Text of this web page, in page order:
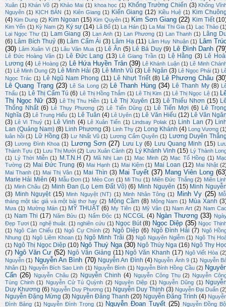
Xuân (1) Khán Võ (2) Khảo Mai (1) khoa học (1) Khổng Trường Chiến (3) Khổng
Nguyên (1) KỊCH BẢN (1) Kiên Giang (1) Kiến Giang (12) Kiều Huệ (1) Kim
(4) Kim Dung (2) Kim Ngoan (15) Kim Quyên (1) Kim Sơn Giang (22) Kim Tiết
Kim Yến (1) Kỳ Nam (2) Ký sự (14) Lã Bố (1) La Hán (1) La Mai Thi Gia (1) Lạc Thảo
Lại Ngọc Thư (1) Lam Giang (3) Lan Anh (1) Lan Phương (1) Lan Thanh (1) Lãng
(6) Lâm Bích Thuỷ (8) Lâm Cẩm Ái (3) Lâm Hạ (11) Lâm Huy Nhuận (1) Lâm
(30) Lâm Xuân Vi (1) Lâu Văn Mua (1) Lê Ân (5) Lê Bá Duy (9) Lê Đình Danh
Lê Đức Hoàng Vân (1) Lê Đức Lang (13) Lê Giang Trần (1) Lệ Hằng (3) Lê
Lương (4) Lê Hoàng (2) Lê Hứa Huyền Trân (39) Lê Khánh Luận (1) Lê Minh
(1) Lê Minh Dung (2) Lê Minh Hải (3) Lê Minh Vũ (3) Lê Ngân (3) Lê Ngọc Phái (1)
Ngọc Trác (1) Lê Ngũ Nam Phong (11) Lê Nhựt Triết (8) Lê Phương Châu
Lê Quang Trạng (23) Lê Sa Long (2) Lê Thanh Hùng (34) Lê Thanh My (8)
Thấu (1) Lê Thị Cẩm Tú (6) Lê Thị Hồng Thắm (1) Lê Thị Kim (1) Lê Thị Ngọc Lệ (1)
Thị Ngọc Nữ (33) Lê Thị Thu Hiền (1) Lê Thị Xuyên (13) Lê Thiếu Nhơn (15)
Thống Nhất (6) Lê Thụy Phương (2) Lê Tiến Dũng (1) Lê Tiến Mợi (6) Lê
Nghĩa (3) Lê Trung Hiếu (1) Lê Tuân (4) Lê Uyên (1) Lê Văn Hiếu (12) Lê Văn
(3) Lê Vi Thuỷ (1) Lê Vinh (4) Lê Xuân Tiến (1) Lindsay Polak (1) Linh Lan (7)
Lan (Quảng Nam) (8) Linh Phương (3) Linh Thy (2) Long Khánh (4) Long Vương
luân hồi (1) Lữ Hồng (3) Lư Nhất Vũ (1) Lương Cẩm Quyên (1) Lương Duyên
(3) Lương Đình Khoa (1) Lương Sơn (27) Lưu Ly (6) Lưu Quang Minh (15)
Thành Tựu (1) Lưu Thị Mười (2) Lưu Xuân Cảnh (2) Lý Khánh Vinh (15) Lý Thành
(1) Lý Thời Miễn (1) M.T.N.H (7) Mã Nhị Lan (1) Mạc Minh (2) Mạc Tố Hồng (1)
Tường (2) Mai Đức Trung (6) Mai Hạnh (1) Mai Kiệm (1) Mai Loan (12) Mai Nhật
Mai Thanh (1) Mai Thị Vân (1) Mai Thìn (3) Mai Tuyết (37) Mang Viên Long
Marie Hải Miên (4) Mẫu Đơn (1) Mèo Con (1) Mi Thu (1) Miên Đức Thắng (2) Miên
(1) Minh Châu (2) Minh Đan (Lọ Lem Đất Võ) (6) Minh Nguyên (15) Minh
(3) Minh Nguyệt (15) Minh Nguyệt (NT) (1) Minh Nhân Tông (1) Minh Vy (25)
tháng một tác giả và một bài thơ hay (2) Mộng Cầm (8) Mộng Nam (1) Mùa Xanh
Mưa (1) Mường Mán (1) MỸ THUẬT (6) My Tiên (1) Mỹ Vân (1) Nam Art (2) Nam
(1) Nam Thi (17) Năm Bửu (1) Nấm Độc (1) NCCGL (4) Ngàn Thương (33)
Đẹp Tươi (1) nghệ thuật. (1) nghiên cứu (1) Ngọc Bút (8) Ngọc Diệp (35) Ngọc
(1) Ngô Càn Chiểu (1) Ngô Cự Chính (2) Ngô Diệp (6) Ngô Đình Hải (7) Ngô
Nhung (1) Ngô Liêm Khoan (1) Ngô Minh Trãi (3) Ngô Nguyên Ngiễm (1) Ngô Thị
(1) Ngô Thị Ngọc Diệp (10) Ngô Thuý Nga (30) Ngô Thúy Nga (16) Ngô Thy
(7) Ngô Văn Cư (52) Ngô Văn Giảng (11) Ngô Văn Khanh (17) Ngô Viết Hòa
Nguyễn (1) Nguyễn An Bình (70) Nguyễn An Đình (4) Nguyễn Ánh 9 (1) Nguyễn
Nhân (1) Nguyễn Bích Sao Linh (1) Nguyễn Bình (1) Nguyễn Bính Hồng Cầu (2)
Cẩn (26) Nguyễn Châu (2) Nguyễn Chinh (4) Nguyễn Công Thụ (2) Nguyễn
Tùng Chinh (1) Nguyễn Cử Tú Quỳnh (2) Nguyên Diệp (1) Nguyễn Dũng (1)
Duy Khương (6) Nguyễn Duy Phương (1) Nguyễn Duy Thịnh (3) Nguyễn Đại Duẩn
Nguyễn Đặng Mừng (3) Nguyễn Đăng Thanh (20) Nguyễn Đăng Trình (4)
Đình Bảng (1) Nguyễn Đình Trọng (1) Nguyễn Đoan Tuyết (25) Nguyễn Đồng